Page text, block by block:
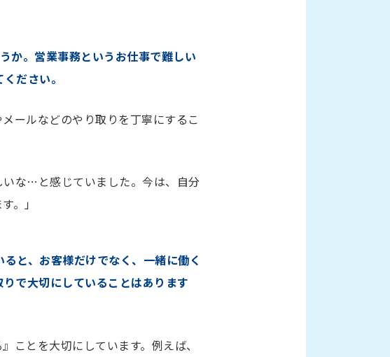
か。営業事務というお仕事で難しい
ださい。
ールなどのやり取りを丁寧にするこ
な…と感じていました。今は、自分
。」
と、お客様だけでなく、一緒に働く
で大切にしていることはあります
ことを大切にしています。例えば、